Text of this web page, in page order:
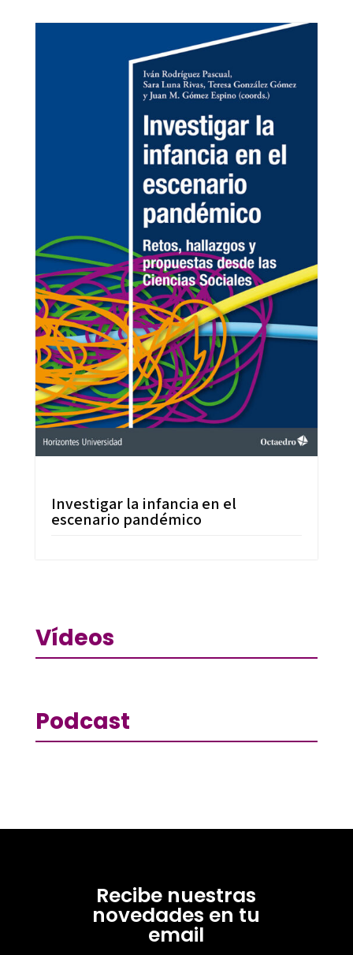
Investigar la infancia en el
escenario pandémico
Vídeos
Podcast
Recibe nuestras
novedades en tu
email